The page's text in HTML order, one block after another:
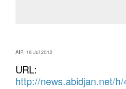
AIP, 16 Jul 2013
URL:
http://news.abidjan.net/